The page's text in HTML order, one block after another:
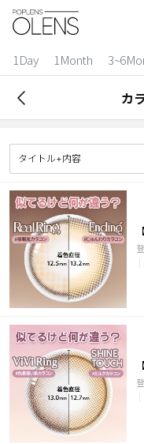
1Day 1Month
ログイン
カラコン比較
今月限定特典
ベスト
カラコン
装着期間
1 Day
1 Month
よりどりキット
カラー
ブラウン
グレー
ヘーゼル
カ
タイトル+内容